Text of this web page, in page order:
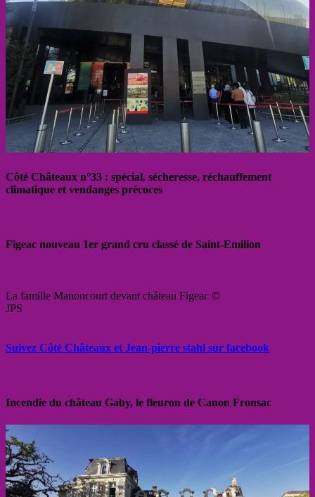
Côté Châteaux n°33 : spécial, sécheresse, réchauffement
climatique et vendanges précoces
Figeac nouveau 1er grand cru classé de Saint-Emilion
La famille Manoncourt devant château Figeac ©
JPS
Suivez Côté Châteaux et Jean-pierre stahl sur facebook
Incendie du château Gaby, le fleuron de Canon Fronsac